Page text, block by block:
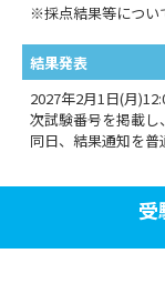
※採点結果等につい
結果発表
2027年2月1日(月
次試験番号を掲載し
同日、結果通知を普
受